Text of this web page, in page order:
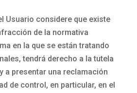
Usuario considere que existe
de la normativa
en la que se están tratando
tendrá derecho a la tutela
a presentar una reclamación
de control, en particular, en el